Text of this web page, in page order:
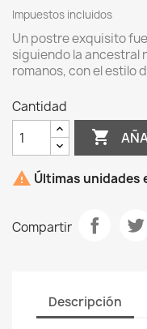
Impuestos incluidos
Un postre exquisito
siguiendo la ancestral
romanos, con el estilo
Cantidad

 Últimas unidades
Compartir
Descripción